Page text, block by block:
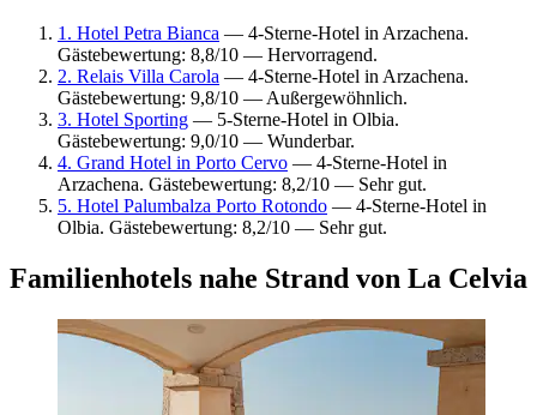
1. Hotel Petra Bianca — 4-Sterne-Hotel in Arzachena.
Gästebewertung: 8,8/10 — Hervorragend.
2. Relais Villa Carola — 4-Sterne-Hotel in Arzachena.
Gästebewertung: 9,8/10 — Außergewöhnlich.
3. Hotel Sporting — 5-Sterne-Hotel in Olbia.
Gästebewertung: 9,0/10 — Wunderbar.
4. Grand Hotel in Porto Cervo — 4-Sterne-Hotel in
Arzachena. Gästebewertung: 8,2/10 — Sehr gut.
5. Hotel Palumbalza Porto Rotondo — 4-Sterne-Hotel in
Olbia. Gästebewertung: 8,2/10 — Sehr gut.
Familienhotels nahe Strand von La Celvia